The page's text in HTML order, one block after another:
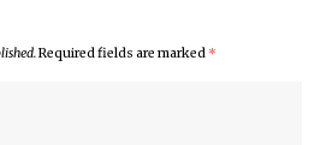
Required fields are marked *